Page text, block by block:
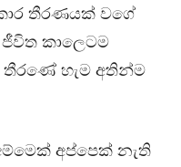
තීරණයක් වගේ
කාලෙටම
හැම අතින්ම
අප්පෙක් නැති